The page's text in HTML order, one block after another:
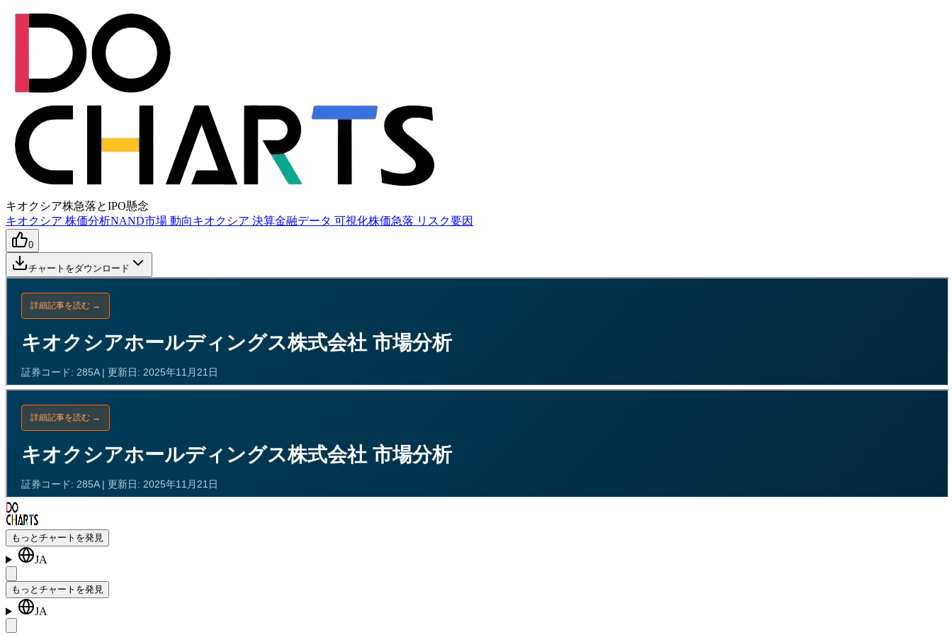
キオクシア株急落とIPO懸念
キオクシア 株価分析NAND市場 動向キオクシア 決算金融データ 可視化株価急落 リスク要因
0
チャートをダウンロード
もっとチャートを発見
JA
もっとチャートを発見
JA